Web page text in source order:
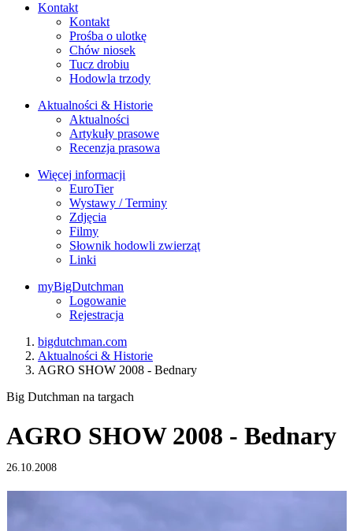
Kontakt
Kontakt
Prośba o ulotkę
Chów niosek
Tucz drobiu
Hodowla trzody
Aktualności & Historie
Aktualności
Artykuły prasowe
Recenzja prasowa
Więcej informacji
EuroTier
Wystawy / Terminy
Zdjęcia
Filmy
Słownik hodowli zwierząt
Linki
myBigDutchman
Logowanie
Rejestracja
bigdutchman.com
Aktualności & Historie
AGRO SHOW 2008 - Bednary
Big Dutchman na targach
AGRO SHOW 2008 - Bednary
26.10.2008